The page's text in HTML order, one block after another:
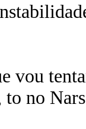
vou
no